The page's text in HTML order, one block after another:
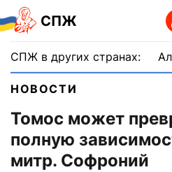
СПЖ
СПЖ в других странах:
НОВОСТИ
Томос может
полную
митр. Софроний